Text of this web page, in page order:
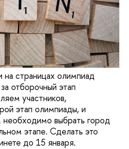
на страницах олимпиад
отборочный этап
участников,
этап олимпиады, и
необходимо выбрать город
этапе. Сделать это
до 15 января.